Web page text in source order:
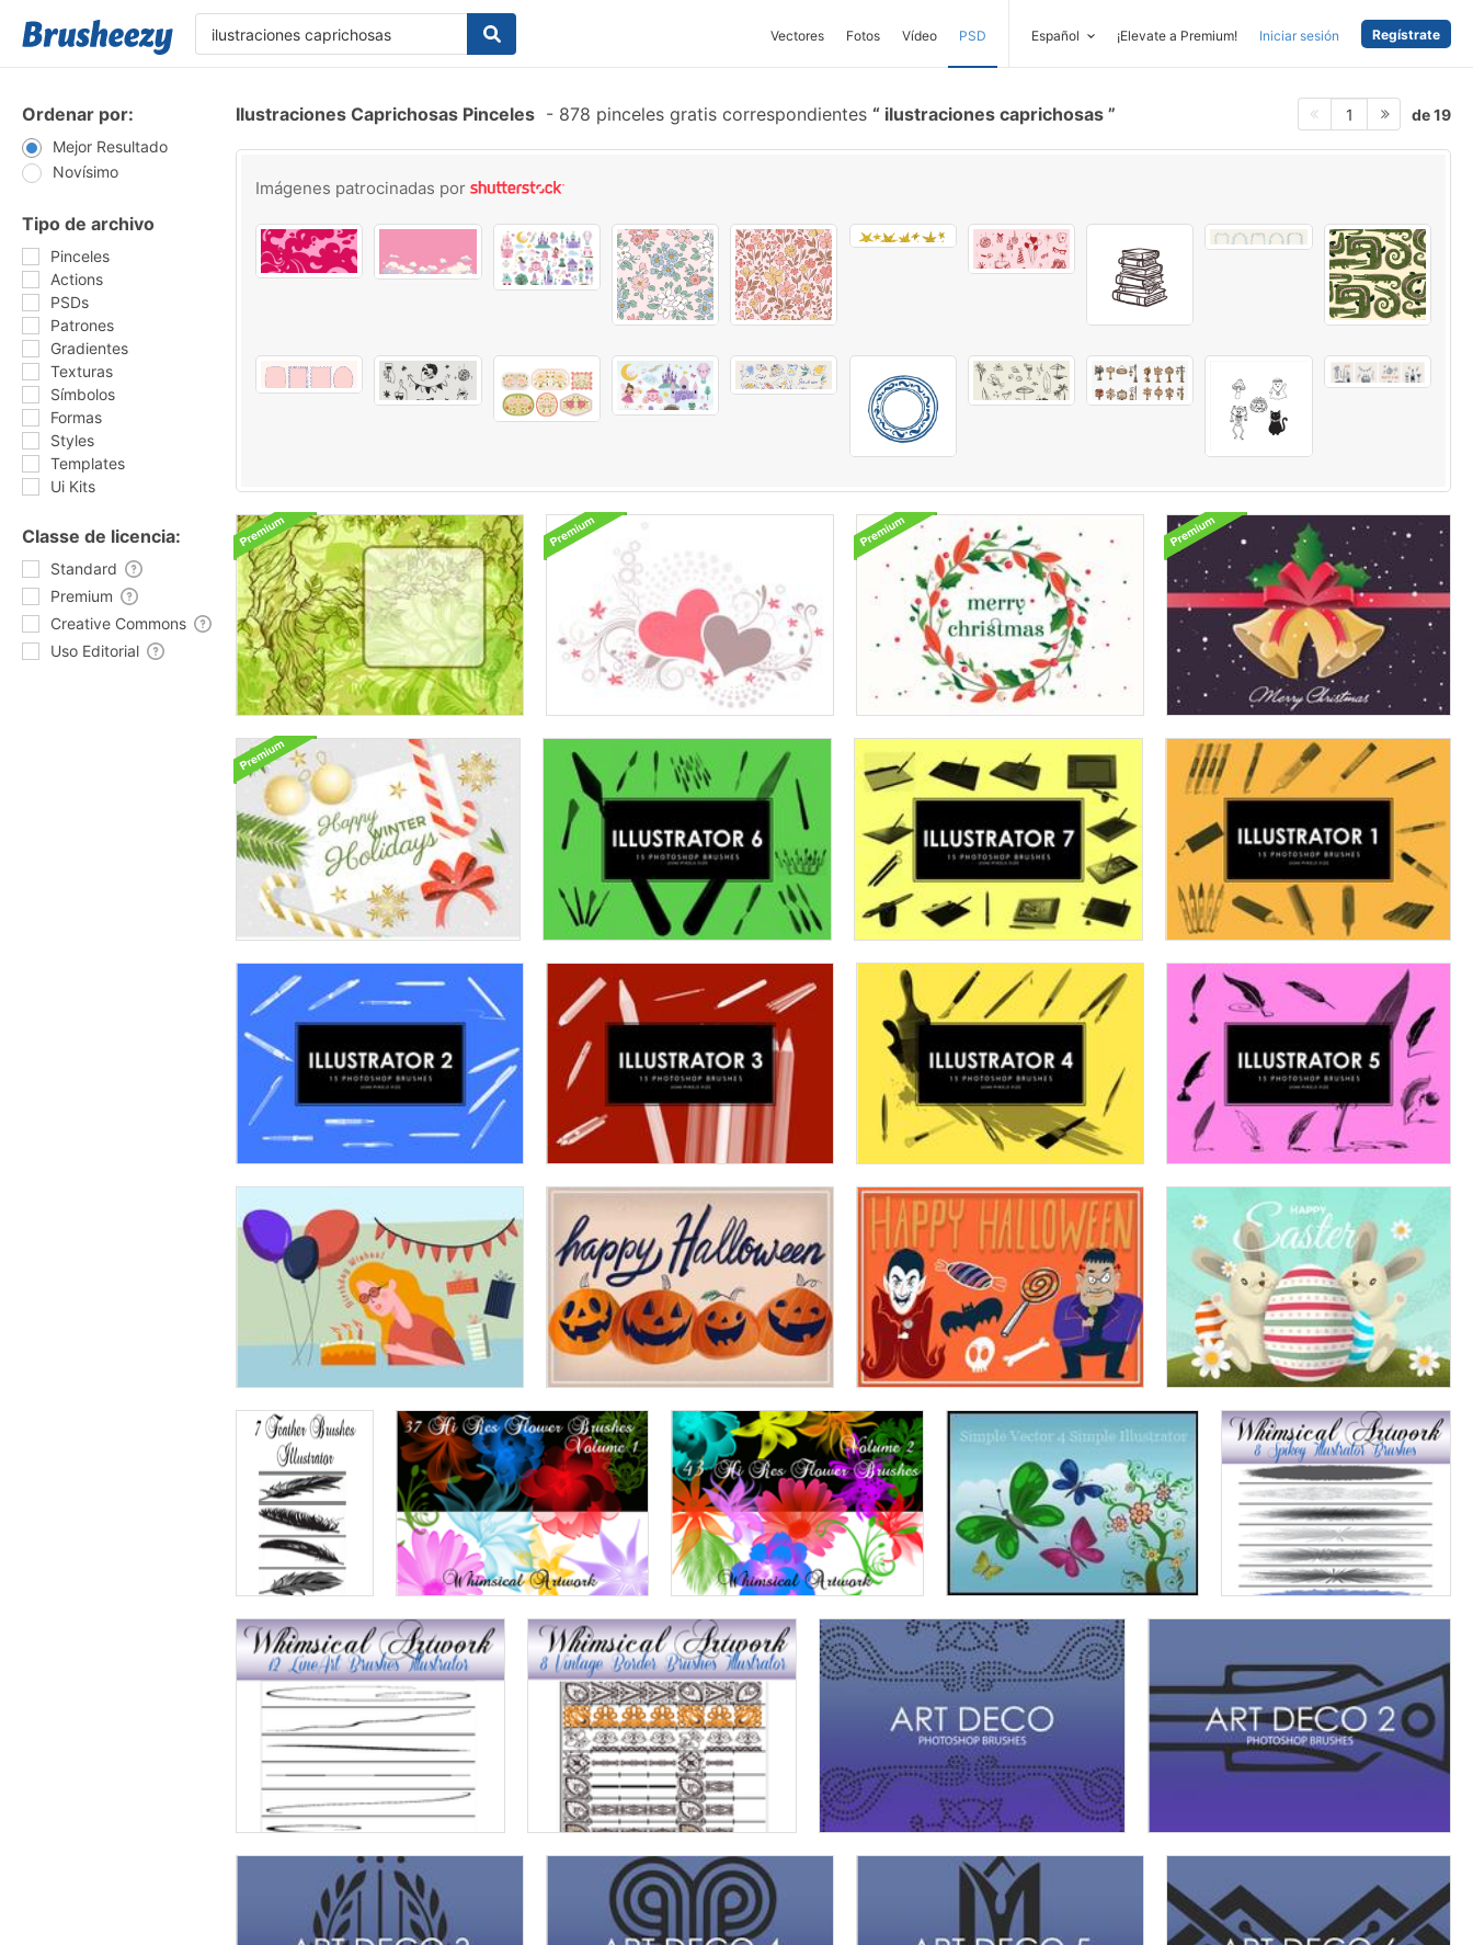
Vectores Fotos Vídeo PSD Español ¡Elevate a Premium! Iniciar sesión Regístrate
Ordenar por:
Mejor Resultado
Novísimo
Tipo de archivo
Pinceles
Actions
PSDs
Patrones
Gradientes
Texturas
Símbolos
Formas
Styles
Templates
Ui Kits
Classe de licencia:
Standard
Premium
Creative Commons
Uso Editorial
Ilustraciones Caprichosas Pinceles - 878 pinceles gratis correspondientes ilustraciones caprichosas 1 de 19
Imágenes patrocinadas por